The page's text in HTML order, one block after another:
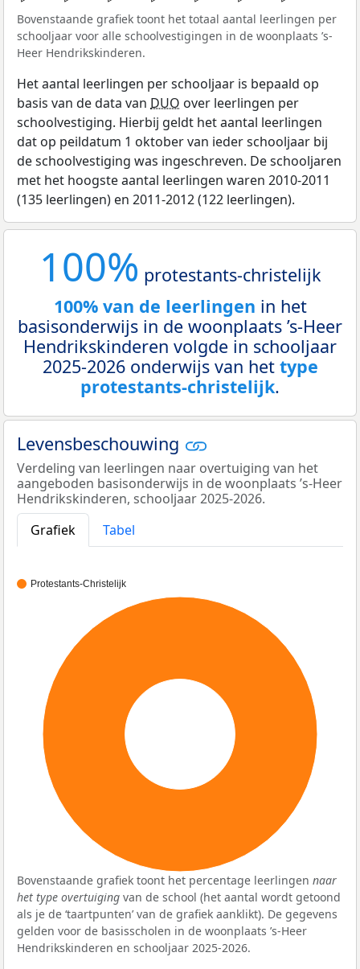
Bovenstaande grafiek toont het totaal aantal leerlingen per
schooljaar voor alle schoolvestigingen in de woonplaats ’s-
Heer Hendrikskinderen.
Het aantal leerlingen per schooljaar is bepaald op
basis van de data van DUO over leerlingen per
schoolvestiging. Hierbij geldt het aantal leerlingen
dat op peildatum 1 oktober van ieder schooljaar bij
de schoolvestiging was ingeschreven. De schooljaren
met het hoogste aantal leerlingen waren 2010-2011
(135 leerlingen) en 2011-2012 (122 leerlingen).
100% protestants-christelijk
100% van de leerlingen in het
basisonderwijs in de woonplaats ’s-Heer
Hendrikskinderen volgde in schooljaar
2025-2026 onderwijs van het type
protestants-christelijk.
Levensbeschouwing
Verdeling van leerlingen naar overtuiging van het
aangeboden basisonderwijs in de woonplaats ’s-Heer
Hendrikskinderen, schooljaar 2025-2026.
Grafiek
Tabel
Protestants-Christelijk
Bovenstaande grafiek toont het percentage leerlingen naar
het type overtuiging van de school (het aantal wordt getoond
als je de ‘taartpunten’ van de grafiek aanklikt). De gegevens
gelden voor de basisscholen in de woonplaats ’s-Heer
Hendrikskinderen en schooljaar 2025-2026.